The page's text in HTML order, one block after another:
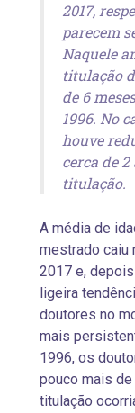
2017,
parecem
Naquele
titulação
de 6
1996. No
houve
cerca de
titulação.
A média de
mestrado caiu
2017 e,
ligeira
doutores no
mais
1996, os
pouco mais
titulação